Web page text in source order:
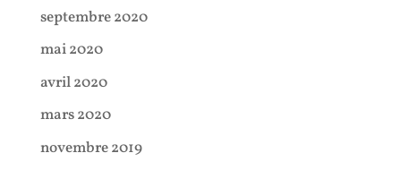
septembre 2020
mai 2020
avril 2020
mars 2020
novembre 2019